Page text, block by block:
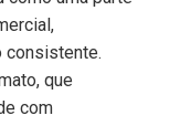
consistente.
que
com